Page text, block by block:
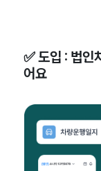
✅ 도입 : 법인
어요